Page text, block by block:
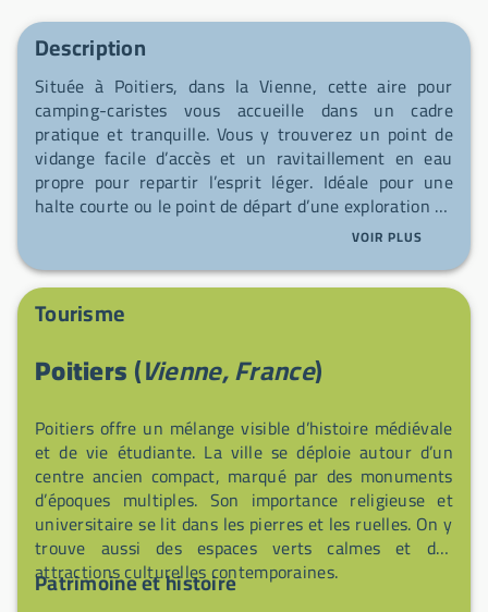
Description
Située à Poitiers, dans la Vienne, cette aire pour
camping-caristes vous accueille dans un cadre
pratique et tranquille. Vous y trouverez un point de
vidange facile d’accès et un ravitaillement en eau
propre pour repartir l’esprit léger. Idéale pour une
halte courte ou le point de départ d’une exploration de
la ville, elle offre un confort simple et fiable pour vos
VOIR PLUS
Tourisme
Poitiers(Vienne, France)
Poitiers offre un mélange visible d’histoire médiévale
et de vie étudiante. La ville se déploie autour d’un
centre ancien compact, marqué par des monuments
d’époques multiples. Son importance religieuse et
universitaire se lit dans les pierres et les ruelles. On y
trouve aussi des espaces verts calmes et des
attractions culturelles contemporaines.
Patrimoine et histoire